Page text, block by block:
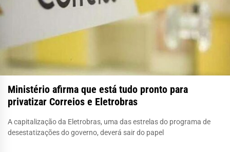
Ministério afirma que está tudo pronto para
privatizar Correios e Eletrobras
A capitalização da Eletrobras, uma das estrelas do programa de
desestatizações do governo, deverá sair do papel